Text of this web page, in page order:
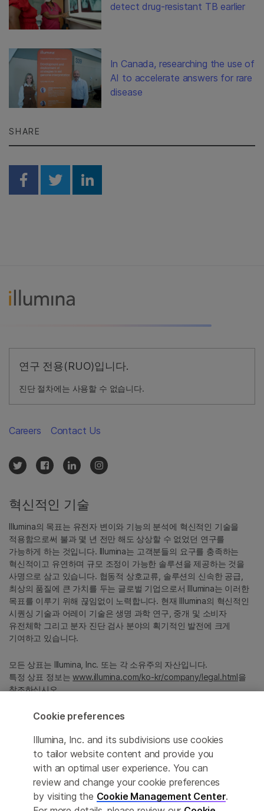
detect drug-resistant TB earlier
In Canada, researching the use of
AI to accelerate answers for rare
disease
SHARE
Share on Facebook
Share on Twitter
Share on Linkedin
연구 전용(RUO)입니다.
진단 절차에는 사용할 수 없습니다.
혁신적인 기술
Illumina의 목표는 유전자 변이와 기능의 분석에 혁신적인 기술을
적용함으로써 불과 몇 년 전만 해도 상상할 수 없었던 연구를
가능하게 하는 것입니다. Illumina는 고객분들의 요구를 충족하는
혁신적이고 유연하며 규모 조정이 가능한 솔루션을 제공하는 것을
사명으로 삼고 있습니다. 협동적 상호교류, 솔루션의 신속한 공급,
최상의 품질에 큰 가치를 두는 글로벌 기업으로서 Illumina는 이러한
목표를 이루기 위해 끊임없이 노력합니다. 현재 Illumina의 혁신적인
시퀀싱 기술과 어레이 기술은 생명 과학 연구, 중개 및 소비자
유전체학 그리고 분자 진단 검사 분야의 획기적인 발전에 크게
기여하고 있습니다.
모든 상표는 Illumina, Inc. 또는 각 소유주의 자산입니다.
특정 상표 정보는www.illumina.com/ko-kr/company/legal.html을
참조하십시오.
Privacy Policy
Careers Contact Us
© 2026 Illumina, Inc. All rights reserved.
Cookie preferences
Illumina, Inc. and its subdivisions use cookies
to tailor website content and provide you
with an optimal user experience. You can
review and change your cookie preferences
by visiting the Cookie Management Center.